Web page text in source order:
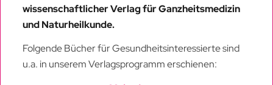
wissenschaftlicher Verlag für Ganzheitsmedizin
und Naturheilkunde.
Folgende Bücher für Gesundheitsinteressierte sind
u.a. in unserem Verlagsprogramm erschienen: